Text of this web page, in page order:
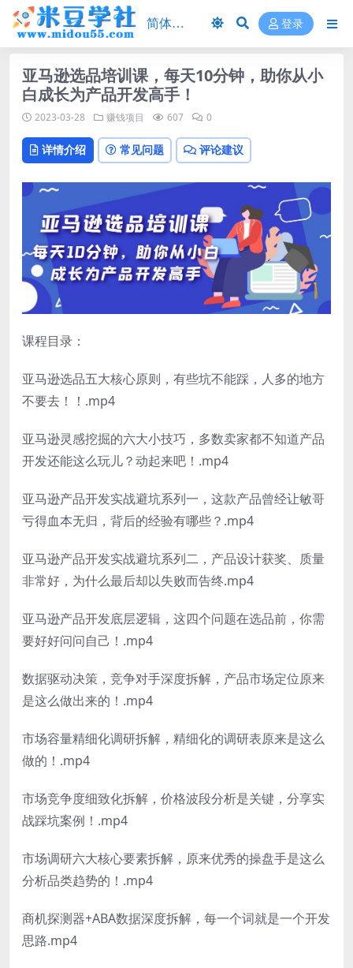
登录
亚马逊选品培训课，每天10分钟，助你从小
白成长为产品开发高手！
2023-03-28 赚钱项目 607 0
详情介绍 常见问题 评论建议
课程目录：
亚马逊选品五大核心原则，有些坑不能踩，人多的地方
不要去！！.mp4
亚马逊灵感挖掘的六大小技巧，多数卖家都不知道产品
开发还能这么玩儿？动起来吧！.mp4
亚马逊产品开发实战避坑系列一，这款产品曾经让敏哥
亏得血本无归，背后的经验有哪些？.mp4
亚马逊产品开发实战避坑系列二，产品设计获奖、质量
非常好，为什么最后却以失败而告终.mp4
亚马逊产品开发底层逻辑，这四个问题在选品前，你需
要好好问问自己！.mp4
数据驱动决策，竞争对手深度拆解，产品市场定位原来
是这么做出来的！.mp4
市场容量精细化调研拆解，精细化的调研表原来是这么
做的！.mp4
市场竞争度细致化拆解，价格波段分析是关键，分享实
战踩坑案例！.mp4
市场调研六大核心要素拆解，原来优秀的操盘手是这么
分析品类趋势的！.mp4
商机探测器+ABA数据深度拆解，每一个词就是一个开发
思路.mp4